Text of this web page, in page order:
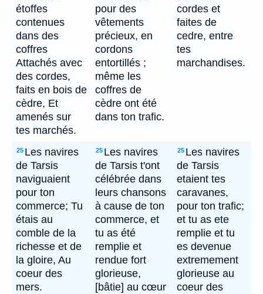
étoffes
contenues
dans des
coffres
Attachés avec
des cordes,
faits en bois de
cèdre, Et
amenés sur
tes marchés.
pour des
vêtements
précieux, en
cordons
entortillés ;
même les
coffres de
cèdre ont été
dans ton trafic.
cordes et
faites de
cedre, entre
tes
marchandises.
25 Les navires
de Tarsis
naviguaient
pour ton
commerce; Tu
étais au
comble de la
richesse et de
la gloire, Au
coeur des
mers.
25 Les navires
de Tarsis t'ont
célébrée dans
leurs chansons
à cause de ton
commerce, et
tu as été
remplie et
rendue fort
glorieuse,
[bâtie] au cœur
25 Les navires
de Tarsis
etaient tes
caravanes,
pour ton trafic;
et tu as ete
remplie et tu
es devenue
extremement
glorieuse au
coeur des